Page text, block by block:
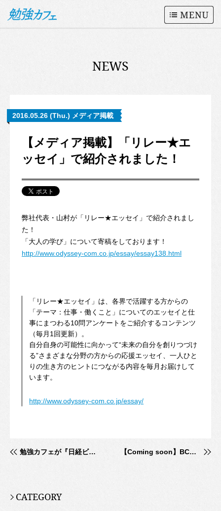
NEWS
2016.05.26 (Thu.) メディア掲載
【メディア掲載】「リレー★エ
ッセイ」で紹介されました！
弊社代表・山村が「リレー★エッセイ」で紹介されまし
た！
「大人の学び」について寄稿をしております！
http://www.odyssey-com.co.jp/essay/essay138.html
「リレー★エッセイ」は、各界で活躍する方からの
「テーマ：仕事・働くこと」についてのエッセイと仕
事にまつわる10問アンケートをご紹介するコンテンツ
（毎月1回更新）。
自分自身の可能性に向かって“未来の自分を創りつづけ
る”さまざまな分野の方からの応援エッセイ、一人ひと
りの生き方のヒントにつながる内容を毎月お届けして
います。
http://www.odyssey-com.co.jp/essay/
勉強カフェが『日経ビジネス』で紹介されました。 【Coming soon】BCポイント「もっと勉強カフェに来たくなる！？」
CATEGORY